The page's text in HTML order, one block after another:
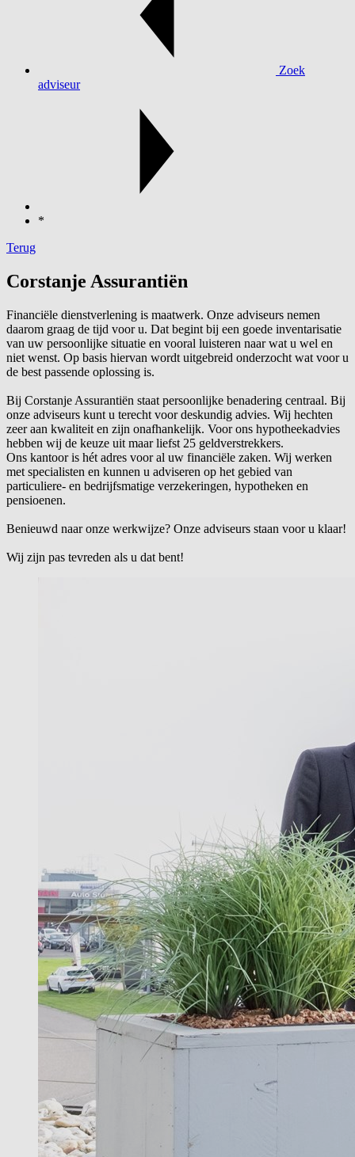
Zoek
adviseur
*
Terug
Corstanje Assurantiën
Financiële dienstverlening is maatwerk. Onze adviseurs nemen
daarom graag de tijd voor u. Dat begint bij een goede inventarisatie
van uw persoonlijke situatie en vooral luisteren naar wat u wel en
niet wenst. Op basis hiervan wordt uitgebreid onderzocht wat voor u
de best passende oplossing is.
Bij Corstanje Assurantiën staat persoonlijke benadering centraal. Bij
onze adviseurs kunt u terecht voor deskundig advies. Wij hechten
zeer aan kwaliteit en zijn onafhankelijk. Voor ons hypotheekadvies
hebben wij de keuze uit maar liefst 25 geldverstrekkers.
Ons kantoor is hét adres voor al uw financiële zaken. Wij werken
met specialisten en kunnen u adviseren op het gebied van
particuliere- en bedrijfsmatige verzekeringen, hypotheken en
pensioenen.
Benieuwd naar onze werkwijze? Onze adviseurs staan voor u klaar!
Wij zijn pas tevreden als u dat bent!